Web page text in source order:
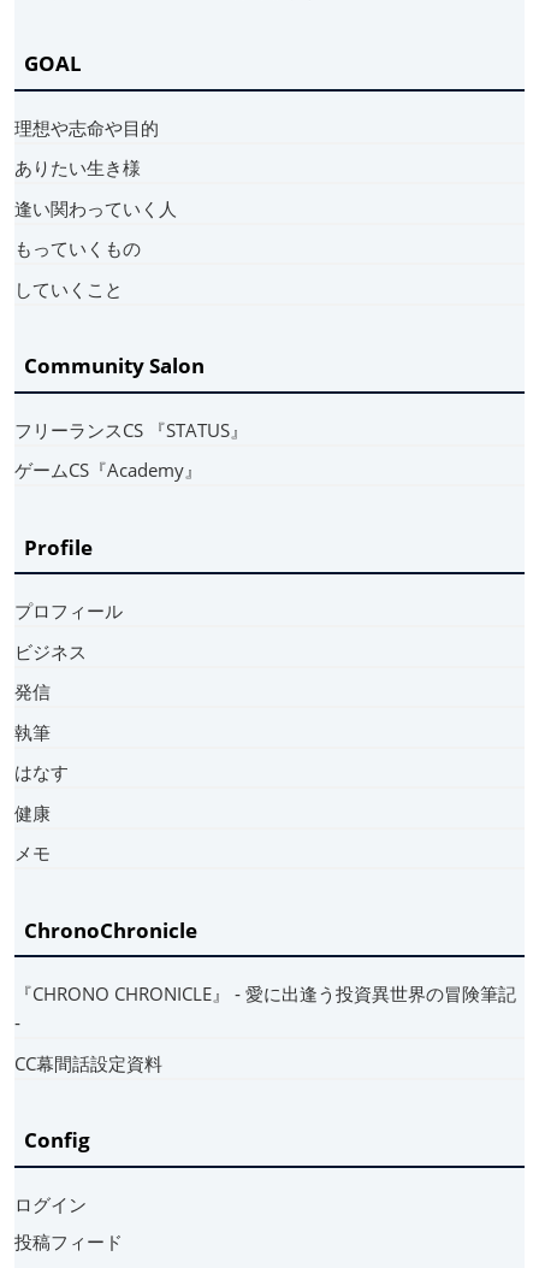
GOAL
理想や志命や目的
ありたい生き様
逢い関わっていく人
もっていくもの
していくこと
Community Salon
フリーランスCS 『STATUS』
ゲームCS『Academy』
Profile
プロフィール
ビジネス
発信
執筆
はなす
健康
メモ
ChronoChronicle
『CHRONO CHRONICLE』 ‐ 愛に出逢う投資異世界の冒険筆記
‐
CC幕間話設定資料
Config
ログイン
投稿フィード